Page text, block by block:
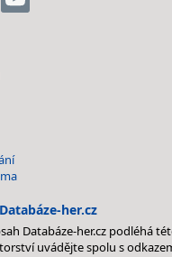
her.cz
Databáze-her.cz podléhá
uvádějte spolu s